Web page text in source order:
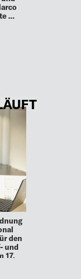
…
den
und
17.